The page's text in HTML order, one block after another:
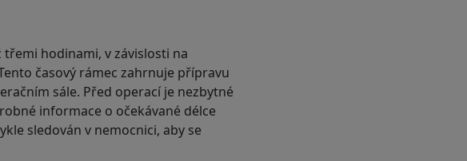
hodinami, v závislosti na
časový rámec zahrnuje přípravu
sále. Před operací je nezbytné
informace o očekávané délce
sledován v nemocnici, aby se